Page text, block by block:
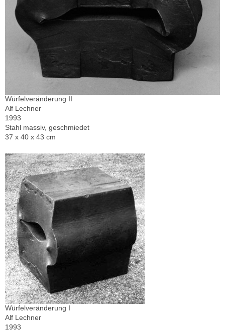
Würfelveränderung II
Alf Lechner
1993
Stahl massiv, geschmiedet
37 x 40 x 43 cm
Würfelveränderung I
Alf Lechner
1993